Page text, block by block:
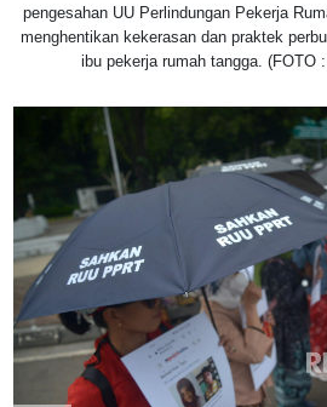
pengesahan UU Perlindungan Pekerja
menghentikan kekerasan dan praktek
ibu pekerja rumah tangga. (FOTO